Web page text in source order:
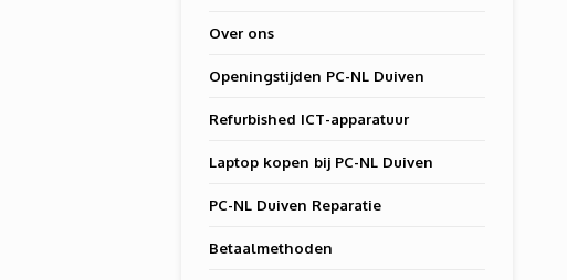
Over ons
Openingstijden PC-NL Duiven
Refurbished ICT-apparatuur
Laptop kopen bij PC-NL Duiven
PC-NL Duiven Reparatie
Betaalmethoden